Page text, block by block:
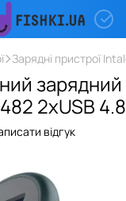
Зарядні пристрої
зарядний
2хUSB
відгук